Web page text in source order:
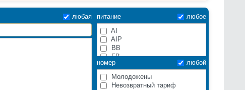
любая питание
любое
AI
AIP
BB
FB
HB
PR
RO
номер
любой
Молодожены
Невозвратный тариф